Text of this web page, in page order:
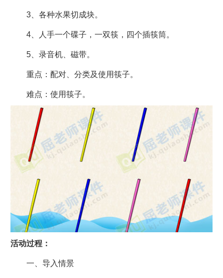
3、各种水果切成块。
4、人手一个碟子，一双筷，四个插筷筒。
5、录音机、磁带。
重点：配对、分类及使用筷子。
难点：使用筷子。
活动过程：
一、导入情景